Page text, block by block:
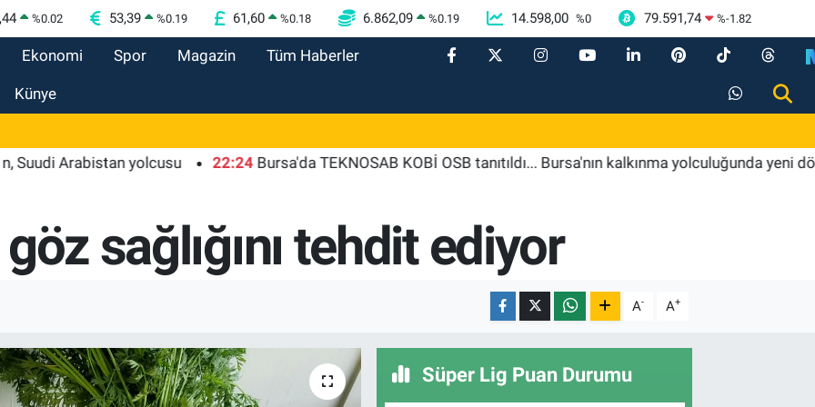
%0.02 53,39 %0.19 61,60 %0.18 6.862,09 %0.19 14.598,00 %0 79.591,74 %-1.82
Ekonomi Spor Magazin Tüm Haberler
Künye
Arabistan yolcusu 22:24 Bursa'da TEKNOSAB KOBİ OSB tanıtıldı... Bursa'nın kalkınma yolculuğunda yeni dönem
sağlığını tehdit ediyor
A- A+
Süper Lig Puan Durumu